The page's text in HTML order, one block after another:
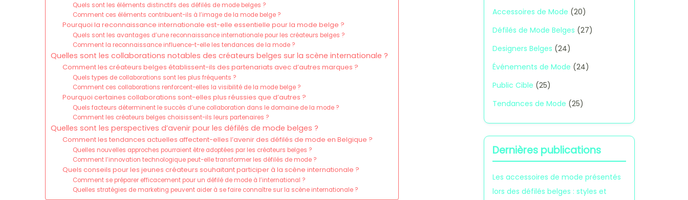
Quels sont les éléments distinctifs des défilés de mode belges ?
Comment ces éléments contribuent-ils à l’image de la mode belge ?
Pourquoi la reconnaissance internationale est-elle essentielle pour la mode belge ?
Quels sont les avantages d’une reconnaissance internationale pour les créateurs belges ?
Comment la reconnaissance influence-t-elle les tendances de la mode ?
Quelles sont les collaborations notables des créateurs belges sur la scène internationale ?
Comment les créateurs belges établissent-ils des partenariats avec d’autres marques ?
Quels types de collaborations sont les plus fréquents ?
Comment ces collaborations renforcent-elles la visibilité de la mode belge ?
Pourquoi certaines collaborations sont-elles plus réussies que d’autres ?
Quels facteurs déterminent le succès d’une collaboration dans le domaine de la mode ?
Comment les créateurs belges choisissent-ils leurs partenaires ?
Quelles sont les perspectives d’avenir pour les défilés de mode belges ?
Comment les tendances actuelles affectent-elles l’avenir des défilés de mode en Belgique ?
Quelles nouvelles approches pourraient être adoptées par les créateurs belges ?
Comment l’innovation technologique peut-elle transformer les défilés de mode ?
Quels conseils pour les jeunes créateurs souhaitant participer à la scène internationale ?
Comment se préparer efficacement pour un défilé de mode à l’international ?
Quelles stratégies de marketing peuvent aider à se faire connaître sur la scène internationale ?
Accessoires de Mode (20)
Défilés de Mode Belges (27)
Designers Belges (24)
Événements de Mode (24)
Public Cible (25)
Tendances de Mode (25)
Dernières publications
Les accessoires de mode présentés
lors des défilés belges : styles et